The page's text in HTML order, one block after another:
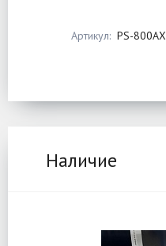
Артикул: PS-800AX
Наличие